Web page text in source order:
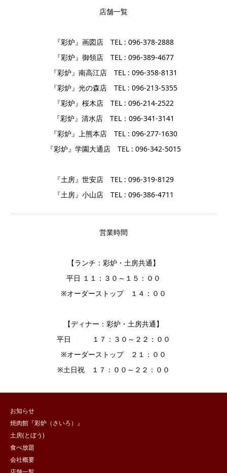
店舗一覧
『彩炉』画図店 TEL : 096-378-2888
『彩炉』御領店 TEL : 096-389-4677
『彩炉』南高江店 TEL : 096-358-8131
『彩炉』光の森店 TEL : 096-213-5355
『彩炉』桜木店 TEL : 096-214-2522
『彩炉』清水店 TEL：096-341-3141
『彩炉』上熊本店 TEL : 096-277-1630
『彩炉』学園大通店 TEL : 096-342-5015
『土房』世安店 TEL : 096-319-8129
『土房』小山店 TEL : 096-386-4711
営業時間
【ランチ：彩炉・土房共通】
平日 １１：３０～１５：００
※オーダーストップ １４：００
【ディナー：彩炉・土房共通】
平日 １７：３０～２２：００
※オーダーストップ ２１：００
※土日祝 １７：００～２２：００
お知らせ
焼肉館『彩炉（さいろ）』
土房(とぼう)
食べ放題
会社概要